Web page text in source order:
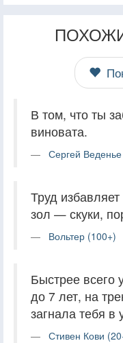
В том, что ты
виновата.
Сергей
Труд
зол — скуки,
Вольтер (100+)
Быстрее всего
до 7 лет, на
загнала тебя в
Стивен Кови